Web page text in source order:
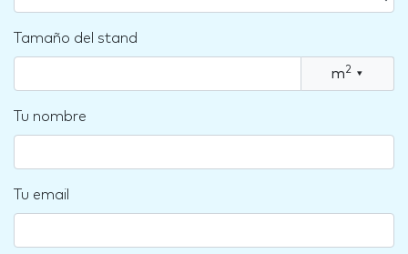
Tamaño del stand
m2 ▾
Tu nombre
Tu email